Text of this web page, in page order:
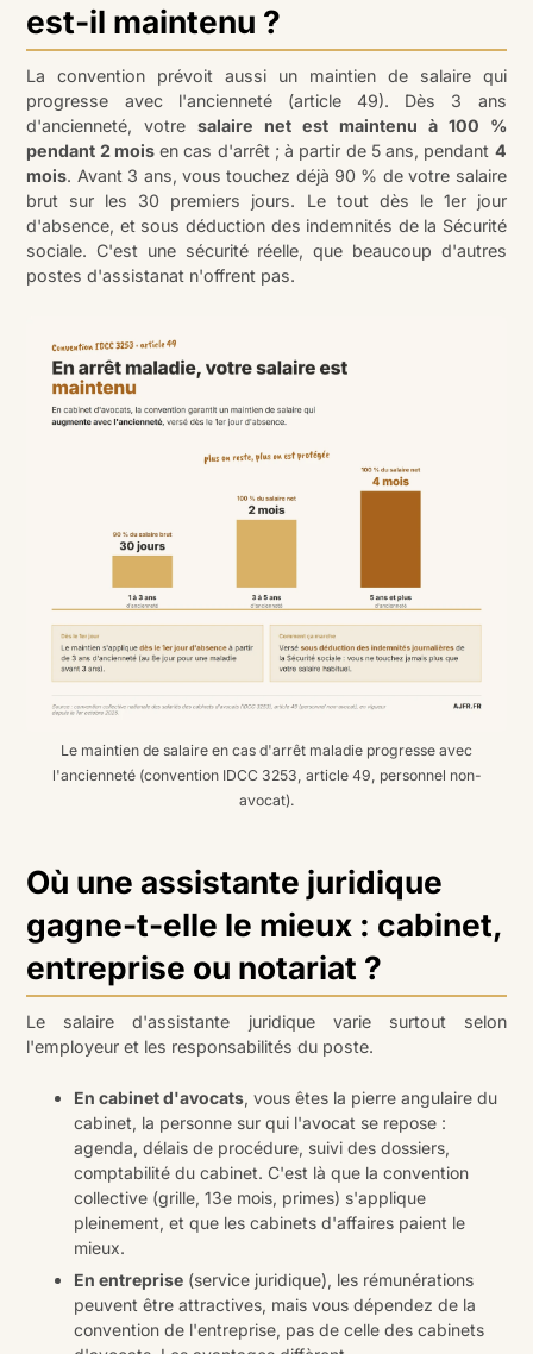
est-il maintenu ?
La convention prévoit aussi un maintien de salaire qui
progresse avec l'ancienneté (article 49). Dès 3 ans
d'ancienneté, votresalaire net est maintenu à 100 %
pendant 2 moisen cas d'arrêt ; à partir de 5 ans, pendant 4
mois. Avant 3 ans, vous touchez déjà 90 % de votre salaire
brut sur les 30 premiers jours. Le tout dès le 1er jour
d'absence, et sous déduction des indemnités de la Sécurité
sociale. C'est une sécurité réelle, que beaucoup d'autres
postes d'assistanat n'offrent pas.
Le maintien de salaire en cas d'arrêt maladie progresse avec
l'ancienneté (convention IDCC 3253, article 49, personnel non-
avocat).
Où une assistante juridique
gagne-t-elle le mieux : cabinet,
entreprise ou notariat ?
Le salaire d'assistante juridique varie surtout selon
l'employeur et les responsabilités du poste.
En cabinet d'avocats, vous êtes la pierre angulaire du
cabinet, la personne sur qui l'avocat se repose :
agenda, délais de procédure, suivi des dossiers,
comptabilité du cabinet. C'est là que la convention
collective (grille, 13e mois, primes) s'applique
pleinement, et que les cabinets d'affaires paient le
mieux.
En entreprise (service juridique), les rémunérations
peuvent être attractives, mais vous dépendez de la
convention de l'entreprise, pas de celle des cabinets